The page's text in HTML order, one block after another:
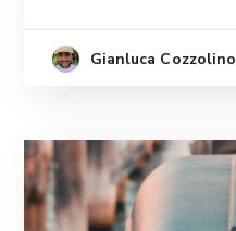
Gianluca Cozzolino